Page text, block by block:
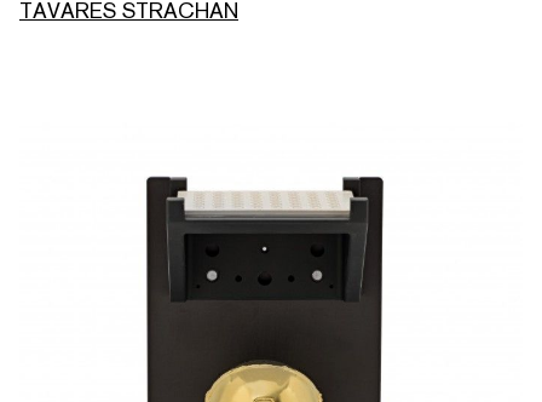
TAVARES STRACHAN